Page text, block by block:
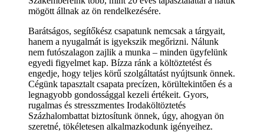
mögött állnak az ön rendelkezésére.
Barátságos, segítőkész csapatunk nemcsak a tárgyait,
hanem a nyugalmát is igyekszik megőrizni. Nálunk
nem futószalagon zajlik a munka – minden ügyfelünk
egyedi figyelmet kap. Bízza ránk a költöztetést és
engedje, hogy teljes körű szolgáltatást nyújtsunk önnek.
Cégünk tapasztalt csapata precízen, körültekintően és a
legnagyobb gondossággal kezeli értékeit. Gyors,
rugalmas és stresszmentes Irodaköltöztetés
Százhalombattat biztosítunk önnek, úgy, ahogyan ön
szeretné, tökéletesen alkalmazkodunk igényeihez.